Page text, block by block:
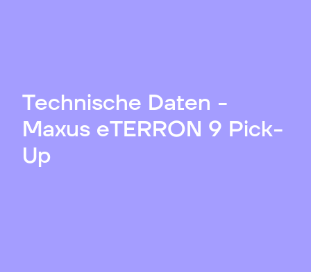
Technische Daten -
Maxus eTERRON 9 Pick-
Up